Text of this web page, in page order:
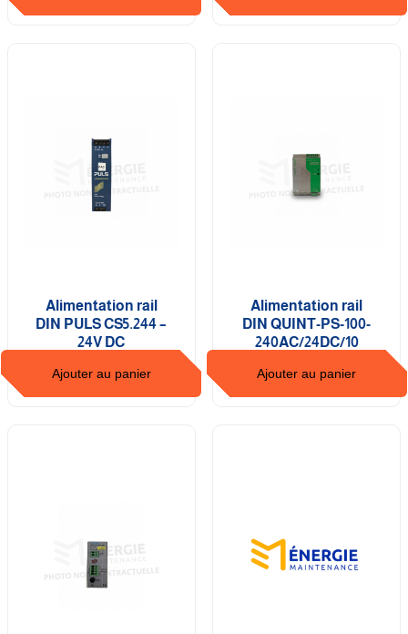
Alimentation rail
DIN PULS CS5.244 –
24V DC
Ajouter au panier
Alimentation rail
DIN QUINT-PS-100-
240AC/24DC/10
Ajouter au panier